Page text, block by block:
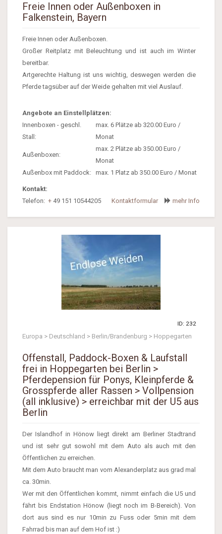
Freie Innen oder Außenboxen in
Falkenstein, Bayern
Freie Innen oder Außenboxen.
Großer Reitplatz mit Beleuchtung und ist auch im Winter
bereitbar.
Artgerechte Haltung ist uns wichtig, deswegen werden die
Pferde tagsüber auf der Weide gehalten mit viel Auslauf.
Angebote an Einstellplätzen:
Innenboxen - geschl.
Stall:
max. 6 Plätze ab 320.00 Euro /
Monat
Außenboxen:
max. 2 Plätze ab 350.00 Euro /
Monat
Außenbox mit Paddock: max. 1 Platz ab 350.00 Euro / Monat
Kontakt:
Telefon: + 49 151 10544205 Kontaktformular mehr Info
ID: 232
Europa > Deutschland > Berlin/Brandenburg > Hoppegarten
Offenstall, Paddock-Boxen & Laufstall
frei in Hoppegarten bei Berlin >
Pferdepension für Ponys, Kleinpferde &
Grosspferde aller Rassen > Vollpension
(all inklusive) > erreichbar mit der U5 aus
Berlin
Der Islandhof in Hönow liegt direkt am Berliner Stadtrand
und ist sehr gut sowohl mit dem Auto als auch mit den
Öffentlichen zu erreichen.
Mit dem Auto braucht man vom Alexanderplatz aus grad mal
ca. 30min.
Wer mit den Öffentlichen kommt, nimmt einfach die U5 und
fährt bis Endstation Hönow (liegt noch im B-Bereich). Von
dort aus sind es nur 10min zu Fuss oder 5min mit dem
Fahrrad bis man auf dem Hof ist :)